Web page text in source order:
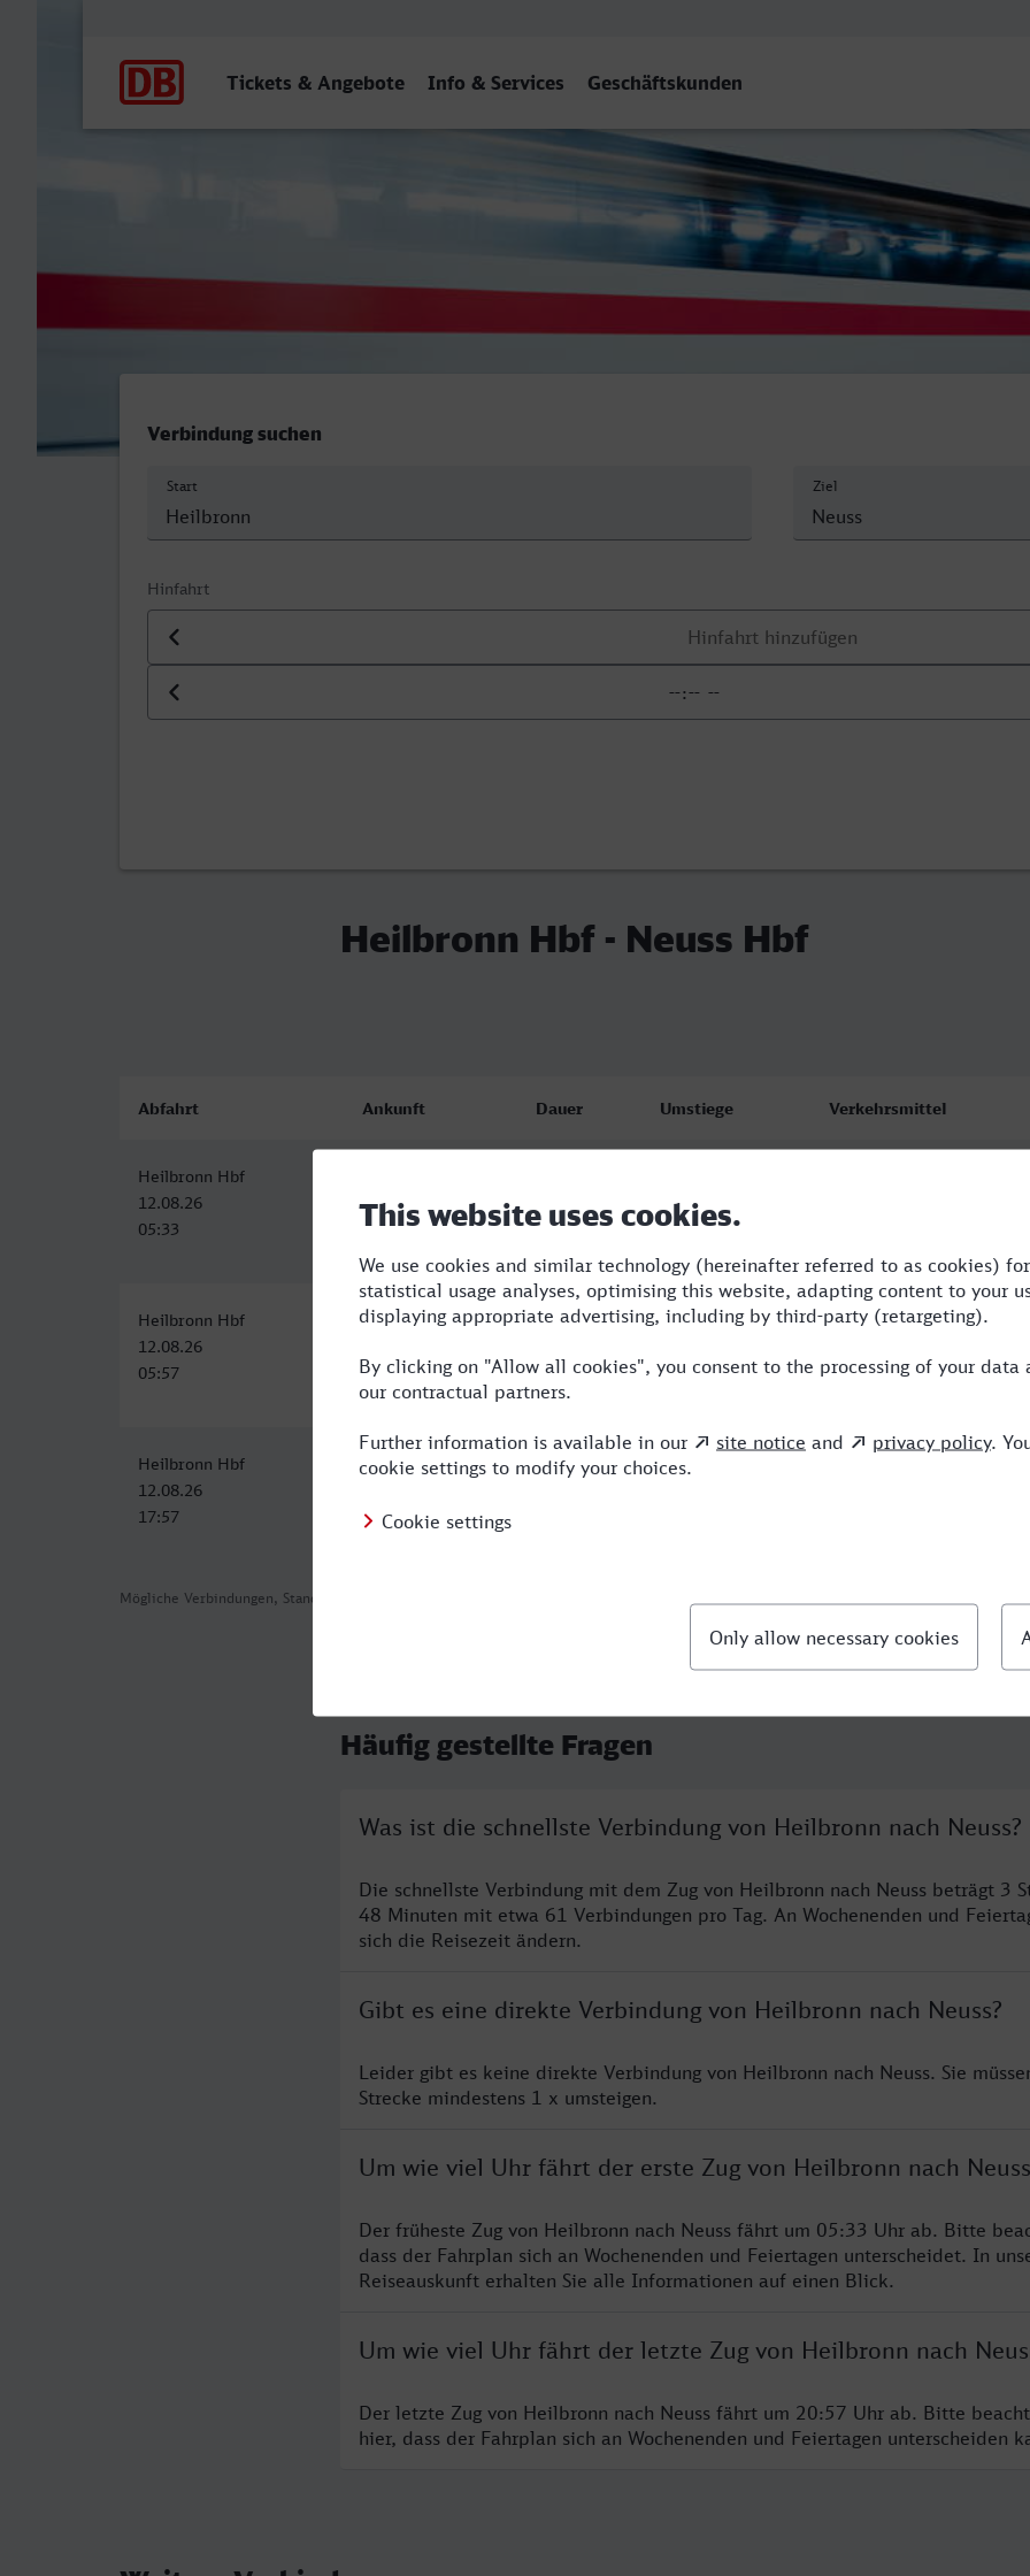
Tickets & Angebote Info & Services Geschäftskunden
Verbindung suchen
Start Ziel
Hinfahrt
Datum der Hinfahrt
Uhrzeit der Hinfahrt
Heilbronn Hbf - Neuss Hbf
Mögliche Verbindungen, Stand: 2026-07-29 01:02
Abfahrt Ankunft Dauer Umstiege Verkehrsmittel
Heilbronn Hbf
12.08.26
05:33
12.08.26
09:21
Heilbronn Hbf
12.08.26
05:57
Neuss Hbf
09:59
4:02 3 RE,ERB,ICE
Heilbronn Hbf
12.08.26
17:57
Neuss Hbf
22:23
4:26 4
Häufig gestellte Fragen
Was ist die schnellste Verbindung von Heilbronn nach Neuss?
Die schnellste Verbindung mit dem Zug von Heilbronn nach Neuss beträgt 3
48 Minuten mit etwa 61 Verbindungen pro Tag. An Wochenenden und
sich die Reisezeit ändern.
Gibt es eine direkte Verbindung von Heilbronn nach Neuss?
Leider gibt es keine direkte Verbindung von Heilbronn nach Neuss. Sie
Strecke mindestens 1 x umsteigen.
Um wie viel Uhr fährt der erste Zug von Heilbronn nach
Der früheste Zug von Heilbronn nach Neuss fährt um 05:33 Uhr ab. Bitte
dass der Fahrplan sich an Wochenenden und Feiertagen unterscheidet. In
Reiseauskunft erhalten Sie alle Informationen auf einen Blick.
Um wie viel Uhr fährt der letzte Zug von Heilbronn nach
Der letzte Zug von Heilbronn nach Neuss fährt um 20:57 Uhr ab. Bitte
hier, dass der Fahrplan sich an Wochenenden und Feiertagen unterscheiden